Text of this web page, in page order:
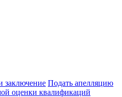
заключение Подать апелляцию
оценки квалификаций